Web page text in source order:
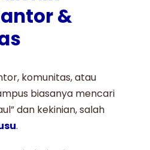
&
komunitas, atau
biasanya mencari
dan kekinian, salah
.